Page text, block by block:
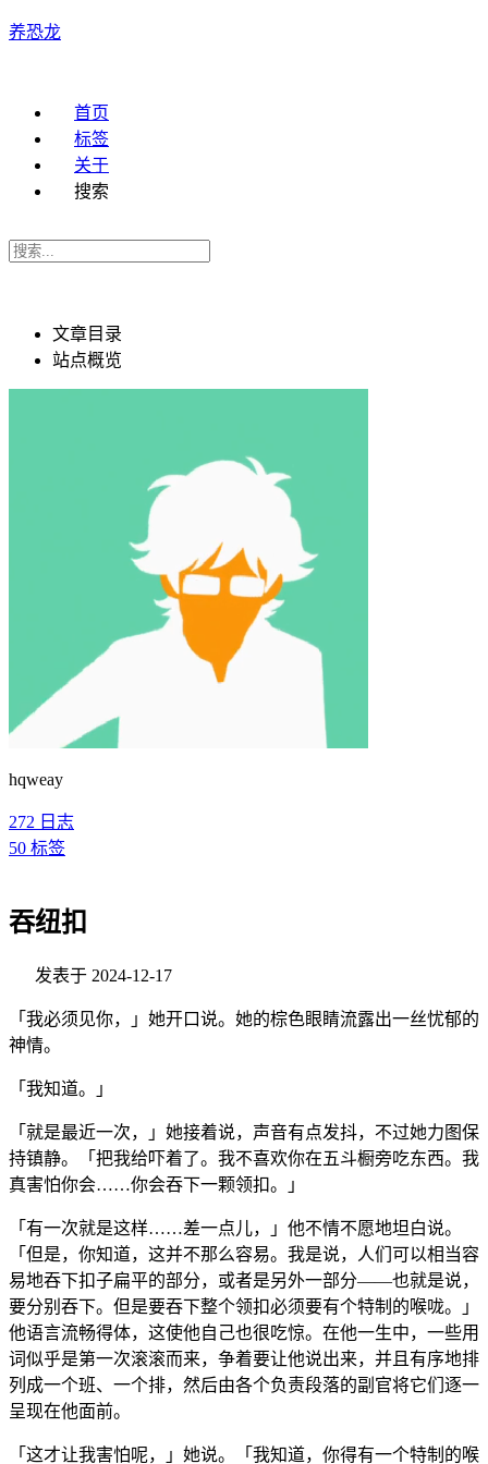
养恐龙
首页
标签
关于
搜索
文章目录
站点概览
hqweay
272 日志
50 标签
吞纽扣
发表于 2024-12-17
「我必须见你，」她开口说。她的棕色眼睛流露出一丝忧郁的
神情。
「我知道。」
「就是最近一次，」她接着说，声音有点发抖，不过她力图保
持镇静。「把我给吓着了。我不喜欢你在五斗橱旁吃东西。我
真害怕你会……你会吞下一颗领扣。」
「有一次就是这样……差一点儿，」他不情不愿地坦白说。
「但是，你知道，这并不那么容易。我是说，人们可以相当容
易地吞下扣子扁平的部分，或者是另外一部分——也就是说，
要分别吞下。但是要吞下整个领扣必须要有个特制的喉咙。」
他语言流畅得体，这使他自己也很吃惊。在他一生中，一些用
词似乎是第一次滚滚而来，争着要让他说出来，并且有序地排
列成一个班、一个排，然后由各个负责段落的副官将它们逐一
呈现在他面前。
「这才让我害怕呢，」她说。「我知道，你得有一个特制的喉